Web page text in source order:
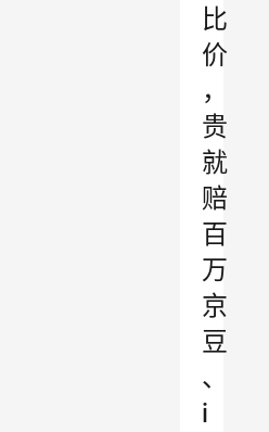
比
价
，
贵
就
赔
百
万
京
豆
、
i